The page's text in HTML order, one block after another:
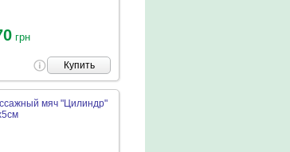
грн
Купить
мяч "Цилиндр"